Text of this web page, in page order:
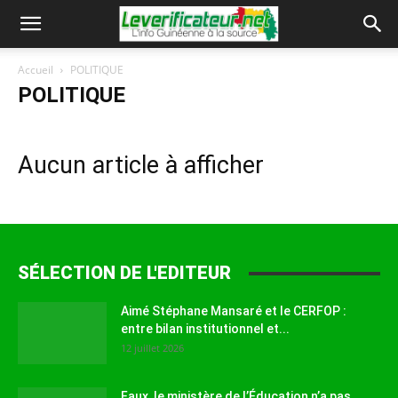
Accueil POLITIQUE
POLITIQUE
Aucun article à afficher
SÉLECTION DE L'EDITEUR
Aimé Stéphane Mansaré et le CERFOP :
entre bilan institutionnel et...
12 juillet 2026